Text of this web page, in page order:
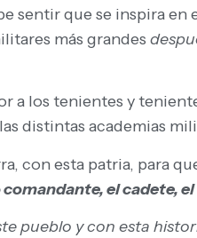
que se inspira en
más grandes
a los tenientes y
distintas academias
con esta patria, para
el cadete, el
pueblo y con esta